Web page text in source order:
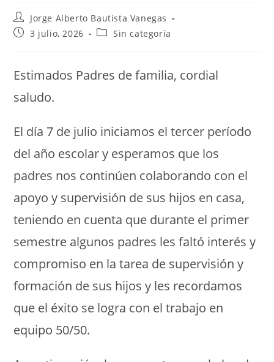
Jorge Alberto Bautista Vanegas
3 julio, 2026
Sin categoría
Estimados Padres de familia, cordial
saludo.
El día 7 de julio iniciamos el tercer período
del año escolar y esperamos que los
padres nos continúen colaborando con el
apoyo y supervisión de sus hijos en casa,
teniendo en cuenta que durante el primer
semestre algunos padres les faltó interés y
compromiso en la tarea de supervisión y
formación de sus hijos y les recordamos
que el éxito se logra con el trabajo en
equipo 50/50.